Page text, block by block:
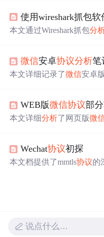
景，具有集成多接口、开
和注意事项。
使用wireshark抓包软
本文通过Wireshark抓包分
微信安卓协议分析笔
本文详细记录了微信安卓
WEB版微信协议部
本文详细分析了网页版微
和发送消息的步骤。通过
揭示了微信网页版背后的
Wechat协议初探
本文档提供了mmtls协议的
说点什么…